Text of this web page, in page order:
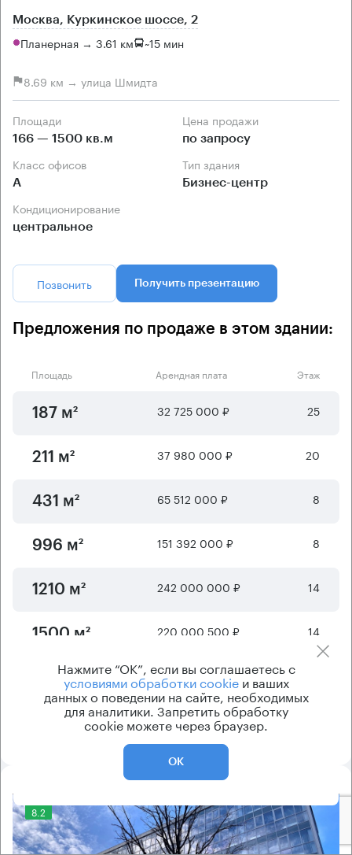
Москва, Куркинское шоссе, 2
Планерная → 3.61 км ~15 мин
8.69 км → улица Шмидта
Площади
166 — 1500 кв.м
Цена продажи
по запросу
Класс офисов
А
Тип здания
Бизнес-центр
Кондиционирование
центральное
Позвонить Получить презентацию
Предложения по продаже в этом здании:
Площадь Арендная плата Этаж
187 м² 32 725 000 ₽ 25
211 м² 37 980 000 ₽ 20
431 м² 65 512 000 ₽ 8
996 м² 151 392 000 ₽ 8
1210 м² 242 000 000 ₽ 14
1500 м² 220 000 500 ₽ 14
Отображается6из15предложений
Показать ещё
8.2
Нажмите “ОК”, если вы соглашаетесь с
условиями обработки cookieи ваших
данных о поведении на сайте, необходимых
для аналитики. Запретить обработку
cookie можете через браузер.
ОК